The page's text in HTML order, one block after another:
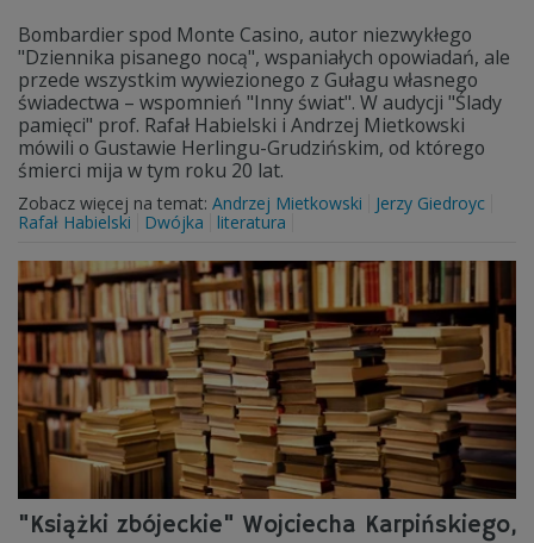
Bombardier spod Monte Casino, autor niezwykłego
"Dziennika pisanego nocą", wspaniałych opowiadań, ale
przede wszystkim wywiezionego z Gułagu własnego
świadectwa – wspomnień "Inny świat". W audycji "Ślady
pamięci" prof. Rafał Habielski i Andrzej Mietkowski
mówili o Gustawie Herlingu-Grudzińskim, od którego
śmierci mija w tym roku 20 lat.
Zobacz więcej na temat: Andrzej Mietkowski
Jerzy Giedroyc
Rafał Habielski
Dwójka literatura
"Książki zbójeckie" Wojciecha Karpińskiego,